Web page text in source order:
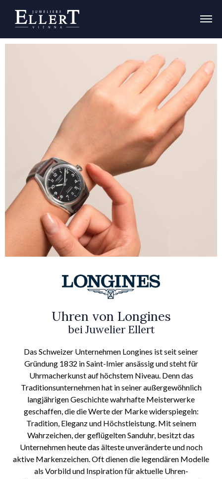
Uhren von Longines
bei Juwelier Ellert
Das Schweizer Unternehmen Longines ist seit seiner
Gründung 1832 in Saint-Imier ansässig und steht für
Uhrmacherkunst auf höchstem Niveau. Denn das
Traditionsunternehmen hat in seiner außergewöhnlich
langjährigen Geschichte wahrhafte Meisterwerke
geschaffen, die die Werte der Marke widerspiegeln:
Tradition, Eleganz und Höchstleistung. Mit seinem
Wahrzeichen, der geflügelten Sanduhr, besitzt das
Unternehmen heute das älteste unveränderte und noch
aktive Markenzeichen. Oft dienen die legendären Modelle
als Vorbild und Inspiration für aktuelle Uhren-